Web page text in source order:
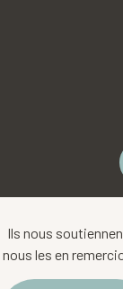
Ils nous
nous les en